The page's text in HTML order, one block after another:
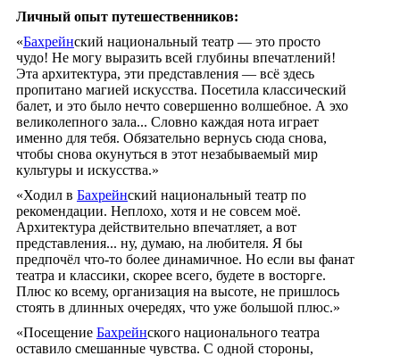
Личный опыт путешественников:
«Бахрейнский национальный театр — это просто
чудо! Не могу выразить всей глубины впечатлений!
Эта архитектура, эти представления — всё здесь
пропитано магией искусства. Посетила классический
балет, и это было нечто совершенно волшебное. А эхо
великолепного зала... Словно каждая нота играет
именно для тебя. Обязательно вернусь сюда снова,
чтобы снова окунуться в этот незабываемый мир
культуры и искусства.»
«Ходил в Бахрейнский национальный театр по
рекомендации. Неплохо, хотя и не совсем моё.
Архитектура действительно впечатляет, а вот
представления... ну, думаю, на любителя. Я бы
предпочёл что-то более динамичное. Но если вы фанат
театра и классики, скорее всего, будете в восторге.
Плюс ко всему, организация на высоте, не пришлось
стоять в длинных очередях, что уже большой плюс.»
«Посещение Бахрейнского национального театра
оставило смешанные чувства. С одной стороны,